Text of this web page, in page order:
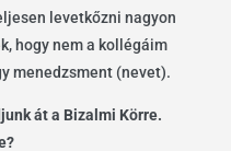
levetkőzni nagyon
hogy nem a kollégáim
menedzsment (nevet).
át a Bizalmi Körre.